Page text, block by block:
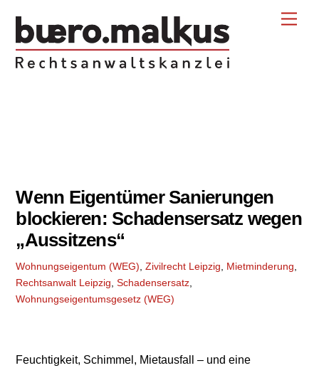
content
Wenn Eigentümer Sanierungen
blockieren: Schadensersatz wegen
„Aussitzens“
Wohnungseigentum (WEG) ,Zivilrecht Leipzig Mietminderung
Rechtsanwalt Leipzig ,Schadensersatz
Wohnungseigentumsgesetz (WEG)
Feuchtigkeit, Schimmel, Mietausfall – und eine
Top